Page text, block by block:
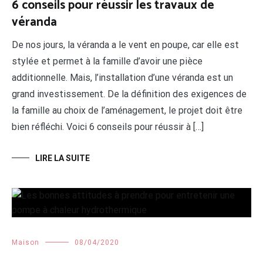
6 conseils pour réussir les travaux de
véranda
De nos jours, la véranda a le vent en poupe, car elle est
stylée et permet à la famille d’avoir une pièce
additionnelle. Mais, l’installation d’une véranda est un
grand investissement. De la définition des exigences de
la famille au choix de l’aménagement, le projet doit être
bien réfléchi. Voici 6 conseils pour réussir à […]
LIRE LA SUITE
Maison 08/04/2020